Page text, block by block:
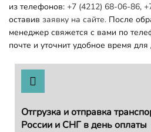
из телефонов: +7 (4212) 68-06-86,
оставив заявку на сайте. После
менеджер свяжется с вами по
почте и уточнит удобное время для
Отгрузка и отправка
России и СНГ в день оплаты